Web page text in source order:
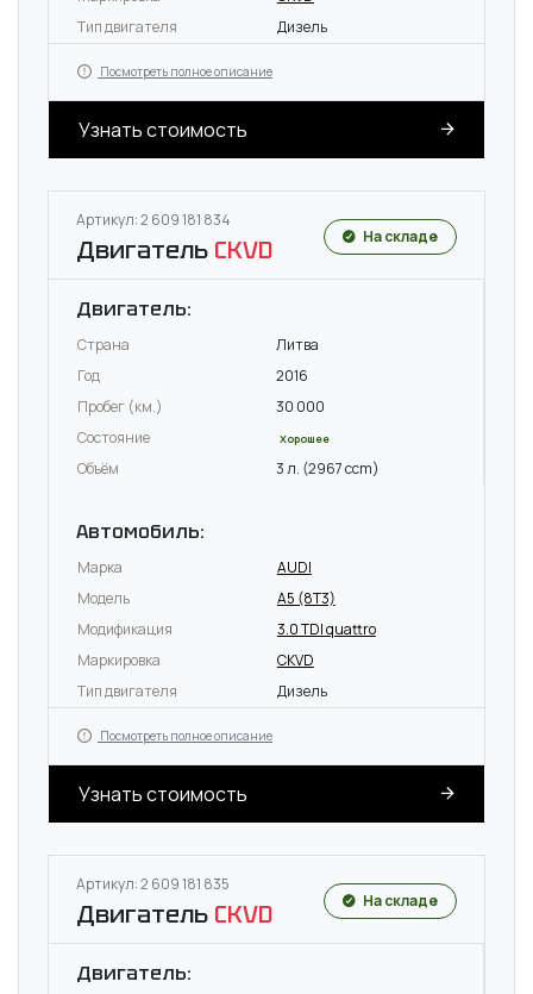
Тип двигателя
Дизель
Посмотреть полное описание
Узнать стоимость
Артикул: 2 609 181 834
Двигатель CKVD На складе
Двигатель:
Страна
Литва
Год
2016
Пробег (км.)
30 000
Состояние
Хорошее
Объём 3 л. (2967 ccm)
Автомобиль:
Марка
AUDI
Модель
A5 (8T3)
Модификация
3.0 TDI quattro
Маркировка
CKVD
Тип двигателя
Дизель
Посмотреть полное описание
Узнать стоимость
Артикул: 2 609 181 835
Двигатель CKVD На складе
Двигатель: